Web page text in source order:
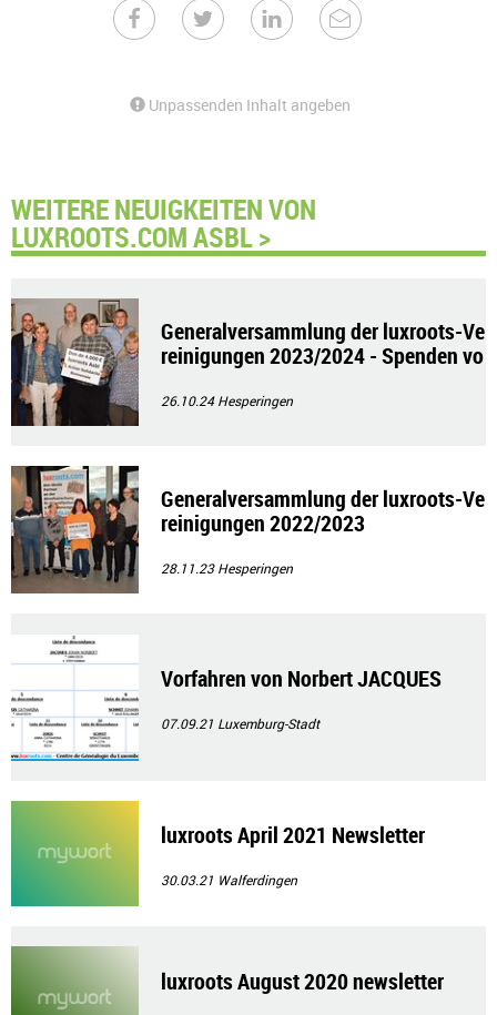
Unpassenden Inhalt angeben
WEITERE NEUIGKEITEN VON
LUXROOTS.COM ASBL >
Generalversammlung der luxroots-Ve
reinigungen 2023/2024 - Spenden vo
26.10.24Hesperingen
Generalversammlung der luxroots-Ve
reinigungen 2022/2023
28.11.23Hesperingen
Vorfahren von Norbert JACQUES
07.09.21 Luxemburg-Stadt
luxroots April 2021 Newsletter
30.03.21 Walferdingen
luxroots August 2020 newsletter